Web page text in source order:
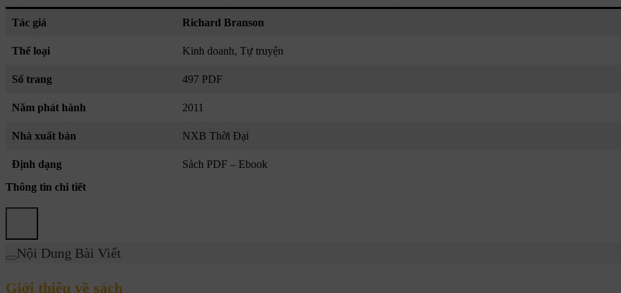
Tác giả Richard Branson
Thể loại Kinh doanh, Tự truyện
Số trang 497 PDF
Năm phát hành 2011
Nhà xuất bản NXB Thời Đại
Định dạng
Sách PDF – Ebook
Thông tin chi tiết
Nội Dung Bài Viết
Giới thiệu về sách